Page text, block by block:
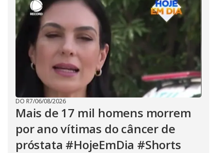
DO R7/06/08/2026
Mais de 17 mil homens morrem
por ano vítimas do câncer de
próstata #HojeEmDia #Shorts